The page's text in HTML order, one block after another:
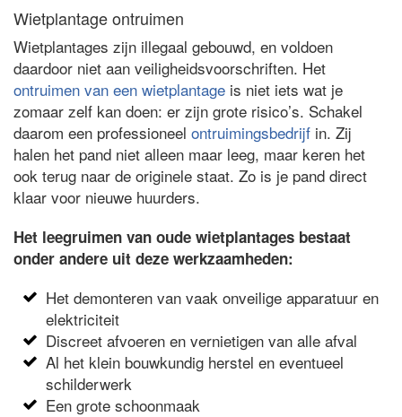
Wietplantage ontruimen
Wietplantages zijn illegaal gebouwd, en voldoen
daardoor niet aan veiligheidsvoorschriften. Het
ontruimen van een wietplantage is niet iets wat je
zomaar zelf kan doen: er zijn grote risico’s. Schakel
daarom een professioneel ontruimingsbedrijf in. Zij
halen het pand niet alleen maar leeg, maar keren het
ook terug naar de originele staat. Zo is je pand direct
klaar voor nieuwe huurders.
Het leegruimen van oude wietplantages bestaat
onder andere uit deze werkzaamheden:
Het demonteren van vaak onveilige apparatuur en
elektriciteit
Discreet afvoeren en vernietigen van alle afval
Al het klein bouwkundig herstel en eventueel
schilderwerk
Een grote schoonmaak